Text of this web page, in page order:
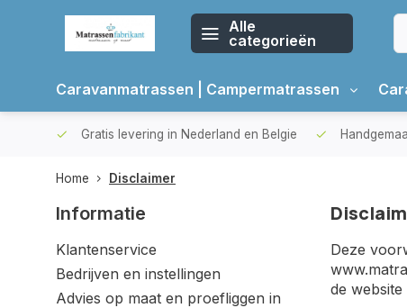
Alle
categorieën
Caravanmatrassen | Campermatrassen
Gratis levering in Nederland en Belgie
Home Disclaimer
Informatie
Klantenservice
Bedrijven en instellingen
Advies op maat en proefliggen in
Deze
de